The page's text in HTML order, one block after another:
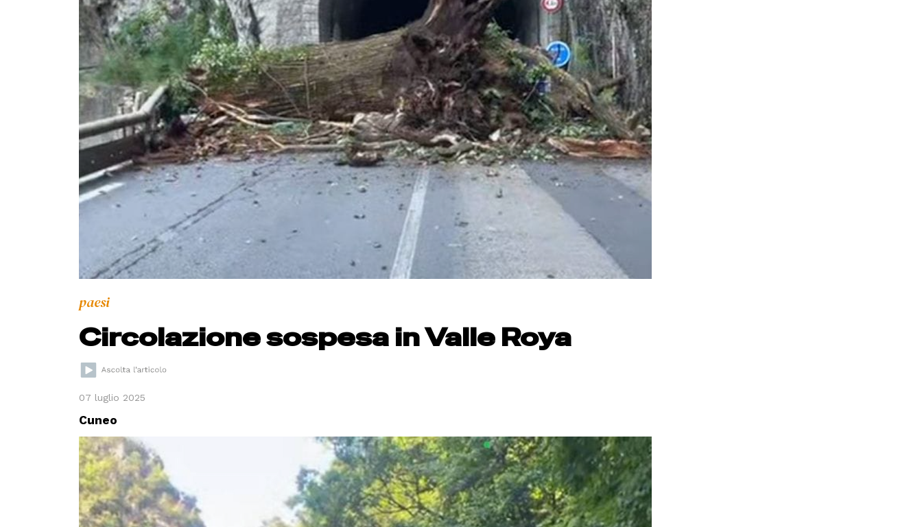
paesi
Circolazione sospesa in Valle Roya
07 luglio 2025
Cuneo